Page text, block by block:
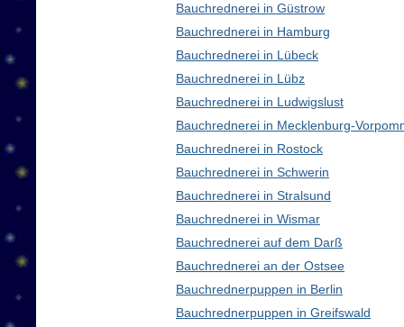
Bauchrednerei in Güstrow
Bauchrednerei in Hamburg
Bauchrednerei in Lübeck
Bauchrednerei in Lübz
Bauchrednerei in Ludwigslust
Bauchrednerei in Mecklenburg-
Bauchrednerei in Rostock
Bauchrednerei in Schwerin
Bauchrednerei in Stralsund
Bauchrednerei in Wismar
Bauchrednerei auf dem Darß
Bauchrednerei an der Ostsee
Bauchrednerpuppen in Berlin
Bauchrednerpuppen in Greifswald